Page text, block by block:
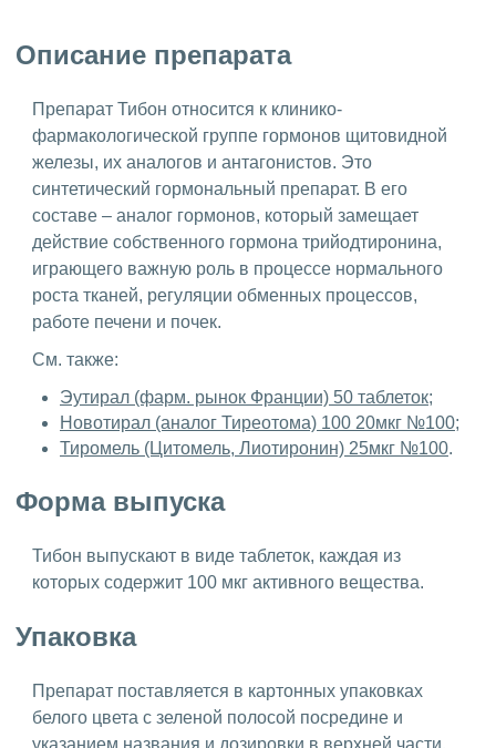
Описание препарата
Препарат Тибон относится к клинико-
фармакологической группе гормонов щитовидной
железы, их аналогов и антагонистов. Это
синтетический гормональный препарат. В его
составе – аналог гормонов, который замещает
действие собственного гормона трийодтиронина,
играющего важную роль в процессе нормального
роста тканей, регуляции обменных процессов,
работе печени и почек.
См. также:
Эутирал (фарм. рынок Франции) 50 таблеток;
Новотирал (аналог Тиреотома) 100 20мкг №100;
Тиромель (Цитомель, Лиотиронин) 25мкг №100.
Форма выпуска
Тибон выпускают в виде таблеток, каждая из
которых содержит 100 мкг активного вещества.
Упаковка
Препарат поставляется в картонных упаковках
белого цвета с зеленой полосой посредине и
указанием названия и дозировки в верхней части.